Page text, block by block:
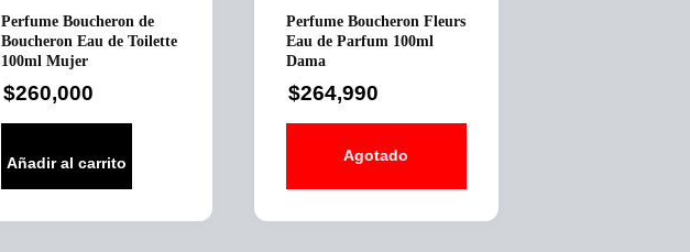
Perfume Boucheron de
Boucheron Eau de Toilette
100ml Mujer
$260,000
Añadir al carrito
Perfume Boucheron Fleurs
Eau de Parfum 100ml
Dama
$264,990
Agotado